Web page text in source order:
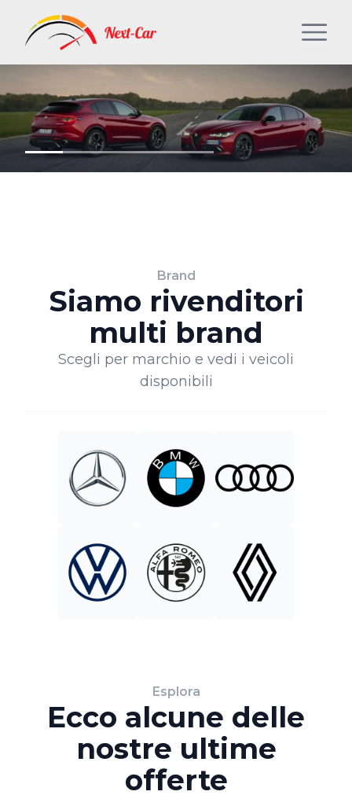
Brand
Siamo rivenditori
multi brand
Scegli per marchio e vedi i veicoli
disponibili
Esplora
Ecco alcune delle
nostre ultime
offerte